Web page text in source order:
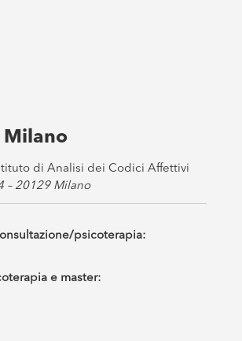
Milano
di Analisi dei Codici Affettivi
– 20129 Milano
psicoterapia:
e master: